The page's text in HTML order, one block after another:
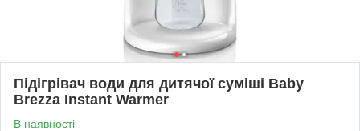
Підігрівач води для дитячої суміші Baby
Brezza Instant Warmer
В наявності